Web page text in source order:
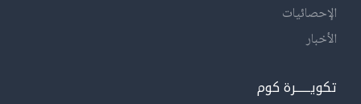
الإحصائيات
الأخبار
تكويــــــرة كوم